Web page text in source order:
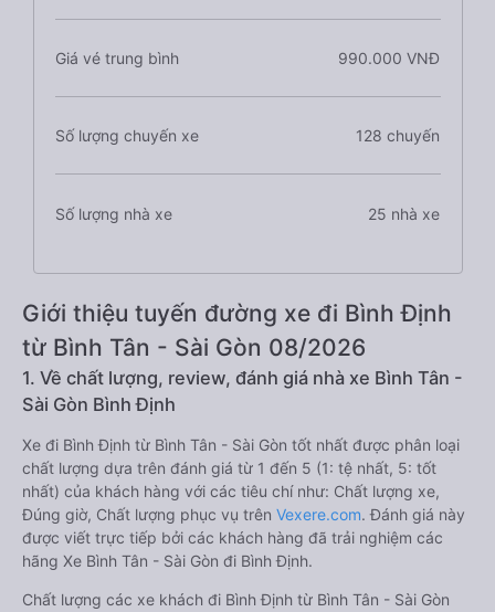
Giá vé trung bình 990.000 VNĐ
Số lượng chuyến xe 128 chuyến
Số lượng nhà xe 25 nhà xe
Giới thiệu tuyến đường xe đi Bình Định
từ Bình Tân - Sài Gòn 08/2026
1. Về chất lượng, review, đánh giá nhà xe Bình Tân -
Sài Gòn Bình Định
Xe đi Bình Định từ Bình Tân - Sài Gòn tốt nhất được phân loại
chất lượng dựa trên đánh giá từ 1 đến 5 (1: tệ nhất, 5: tốt
nhất) của khách hàng với các tiêu chí như: Chất lượng xe,
Đúng giờ, Chất lượng phục vụ trên Vexere.com. Đánh giá này
được viết trực tiếp bởi các khách hàng đã trải nghiệm các
hãng Xe Bình Tân - Sài Gòn đi Bình Định.
Chất lượng các xe khách đi Bình Định từ Bình Tân - Sài Gòn